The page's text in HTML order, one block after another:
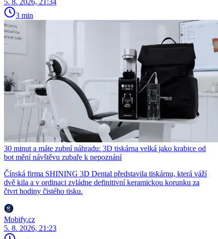
3 min
30 minut a máte zubní náhradu: 3D tiskárna velká jako krabice od
bot mění návštěvu zubaře k nepoznání
Čínská firma SHINING 3D Dental představila tiskárnu, která váží
dvě kila a v ordinaci zvládne definitivní keramickou korunku za
čtvrt hodiny čistého tisku.
Mobify.cz
5. 8. 2026, 21:23